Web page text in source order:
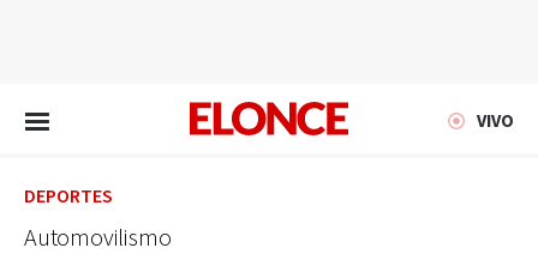
VIVO
DEPORTES
Automovilismo